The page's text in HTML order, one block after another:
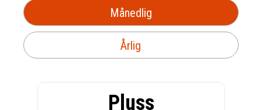
Månedlig
Årlig
Pluss